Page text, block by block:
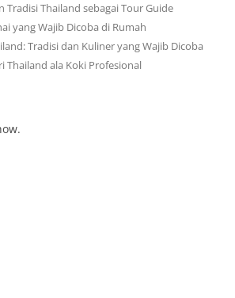
Tradisi Thailand sebagai Tour Guide
yang Wajib Dicoba di Rumah
Tradisi dan Kuliner yang Wajib Dicoba
Thailand ala Koki Profesional